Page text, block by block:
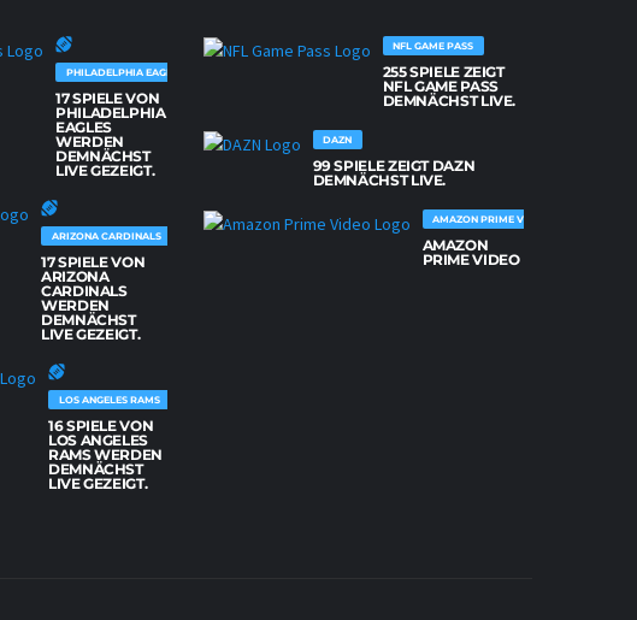
PHILADELPHIA EAGLES
17 SPIELE VON
PHILADELPHIA
EAGLES
WERDEN
DEMNÄCHST
LIVE GEZEIGT.
ARIZONA CARDINALS
17 SPIELE VON
ARIZONA
CARDINALS
WERDEN
DEMNÄCHST
LIVE GEZEIGT.
LOS ANGELES RAMS
16 SPIELE VON
LOS ANGELES
RAMS WERDEN
DEMNÄCHST
LIVE GEZEIGT.
NFL GAME PASS
255 SPIELE ZEIGT
NFL GAME PASS
DEMNÄCHST LIVE.
DAZN
99 SPIELE ZEIGT DAZN
DEMNÄCHST LIVE.
AMAZON PRIME VIDEO
AMAZON
PRIME VIDEO